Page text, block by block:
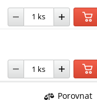
Porovnat